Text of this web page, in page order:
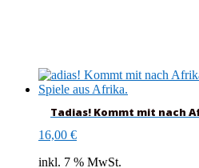
Tadias! Kommt mit nach
16,00 €
inkl. 7 % MwSt.